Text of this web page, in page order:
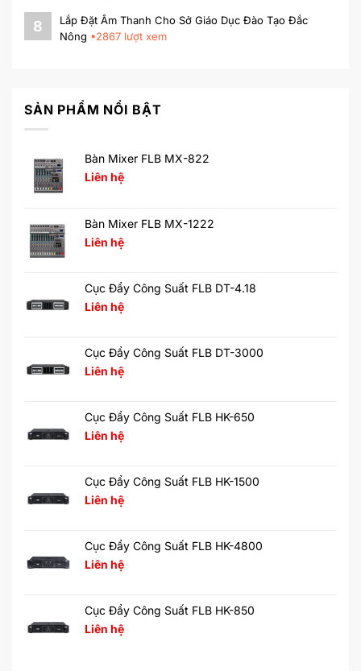
8
Lắp Đặt Âm Thanh Cho Sở Giáo Dục Đào Tạo Đắc
Nông •2867 lượt xem
SẢN PHẨM NỔI BẬT
Bàn Mixer FLB MX-822
Liên hệ
Bàn Mixer FLB MX-1222
Liên hệ
Cục Đẩy Công Suất FLB DT-4.18
Liên hệ
Cục Đẩy Công Suất FLB DT-3000
Liên hệ
Cục Đẩy Công Suất FLB HK-650
Liên hệ
Cục Đẩy Công Suất FLB HK-1500
Liên hệ
Cục Đẩy Công Suất FLB HK-4800
Liên hệ
Cục Đẩy Công Suất FLB HK-850
Liên hệ